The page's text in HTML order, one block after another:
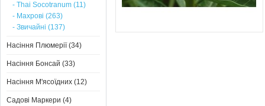
- Thai Socotranum (11)
- Махрові (263)
- Звичайні (137)
Насіння Плюмерії (34)
Насіння Бонсай (33)
Насіння М'ясоїдних (12)
Садові Маркери (4)